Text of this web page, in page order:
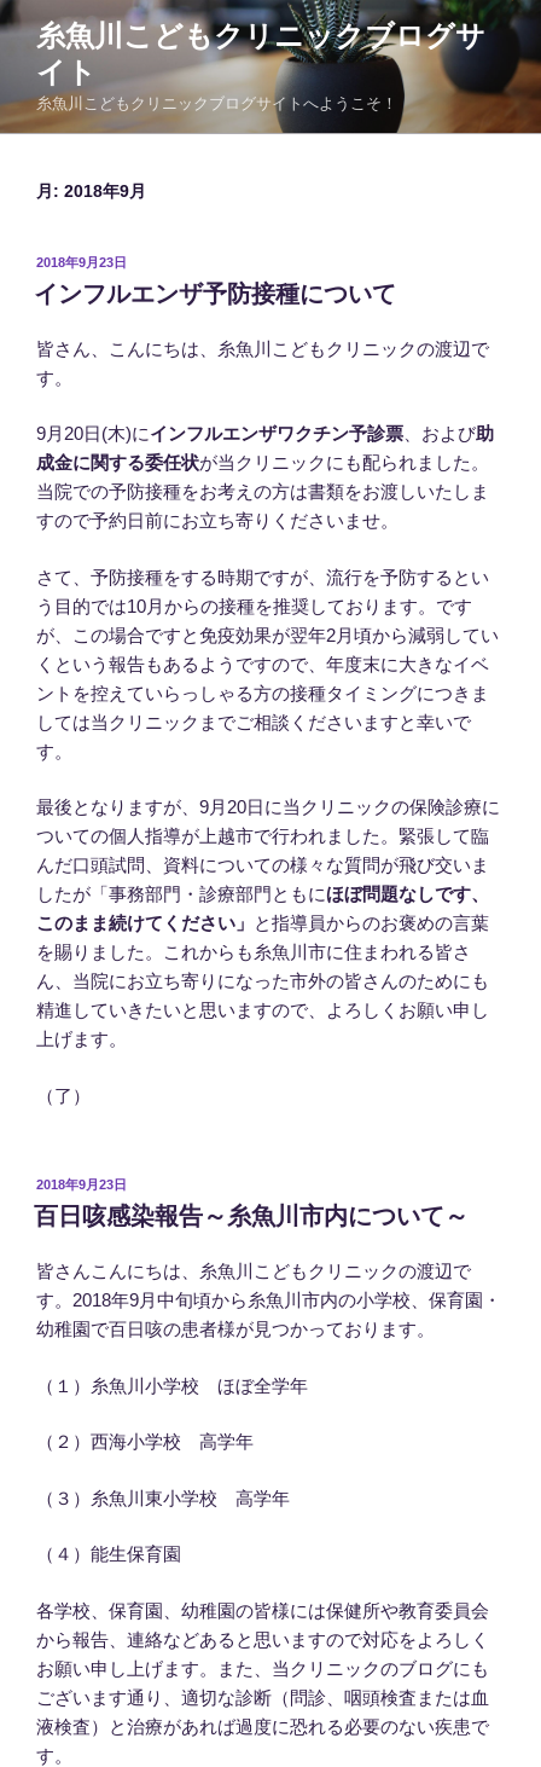
コ
ン
ツ
糸魚川こどもクリニックブログサ
イト
糸魚川こどもクリニックブログサイトへようこそ！
月: 2018年9月
投
日:
2018年9月23日
インフルエンザ予防接種について
皆さん、こんにちは、糸魚川こどもクリニックの渡辺で
す。
9月20日(木)にインフルエンザワクチン予診票 、および助
成金に関する委任状が当クリニックにも配られました。
当院での予防接種をお考えの方は書類をお渡しいたしま
すので予約日前にお立ち寄りくださいませ。
さて、予防接種をする時期ですが、流行を予防するとい
う目的では10月からの接種を推奨しております。です
が、この場合ですと免疫効果が翌年2月頃から減弱してい
くという報告もあるようですので、年度末に大きなイベ
ントを控えていらっしゃる方の接種タイミングにつきま
しては当クリニックまでご相談くださいますと幸いで
す。
最後となりますが、9月20日に当クリニックの保険診療に
ついての個人指導が上越市で行われました。緊張して臨
んだ口頭試問、資料についての様々な質問が飛び交いま
したが「事務部門・診療部門ともにほぼ問題なしです、
このまま続けてください」 と指導員からのお褒めの言葉
を賜りました。これからも糸魚川市に住まわれる皆さ
ん、当院にお立ち寄りになった市外の皆さんのためにも
精進していきたいと思いますので、よろしくお願い申し
上げます。
（了）
投
稿
日:
2018年9月23日
百日咳感染報告～糸魚川市内について～
皆さんこんにちは、糸魚川こどもクリニックの渡辺で
す。2018年9月中旬頃から糸魚川市内の小学校、保育園・
幼稚園で百日咳の患者様が見つかっております。
（１）糸魚川小学校 ほぼ全学年
（２）西海小学校 高学年
（３）糸魚川東小学校 高学年
（４）能生保育園
各学校、保育園、幼稚園の皆様には保健所や教育委員会
から報告、連絡などあると思いますので対応をよろしく
お願い申し上げます。また、当クリニックのブログにも
ございます通り、適切な診断（問診、咽頭検査または血
液検査）と治療があれば過度に恐れる必要のない疾患で
す。